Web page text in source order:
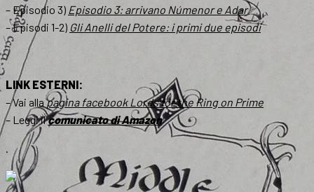
– Episodio 3) Episodio 3: arrivano Númenor e Adar
– Episodi 1-2) Gli Anelli del Potere: i primi due episodi
LINK ESTERNI:
– Vai allapagina facebookLords for the Ring on Prime
– Leggi ilcomunicato di Amazon
.